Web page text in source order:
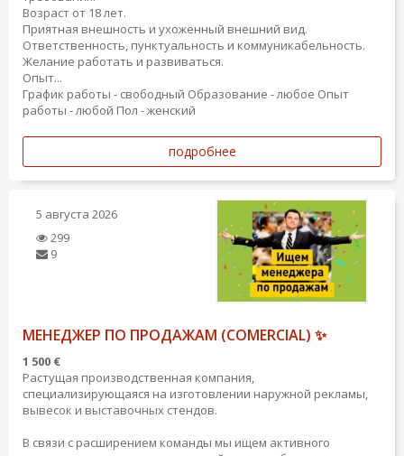
Возраст от 18 лет.
Приятная внешность и ухоженный внешний вид.
Ответственность, пунктуальность и коммуникабельность.
Желание работать и развиваться.
Опыт...
График работы - свободный Образование - любое Опыт
работы - любой Пол - женский
подробнее
5 августа 2026
299
9
МЕНЕДЖЕР ПО ПРОДАЖАМ (COMERCIAL) ✨
1 500 €
Растущая производственная компания,
специализирующаяся на изготовлении наружной рекламы,
вывесок и выставочных стендов.
В связи с расширением команды мы ищем активного